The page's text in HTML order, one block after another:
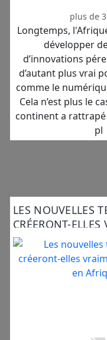
plus de
Longtemps,
développer
d’innovations
d’autant plus vrai
comme le
Cela n’est plus le
continent a
pl
LES NOUVELLES
CRÉERONT-
EMPLOIS EN